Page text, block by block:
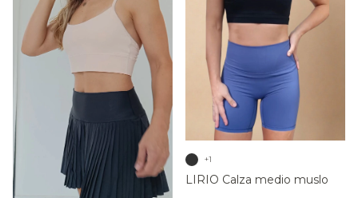
LIRIO Calza medio muslo
+1